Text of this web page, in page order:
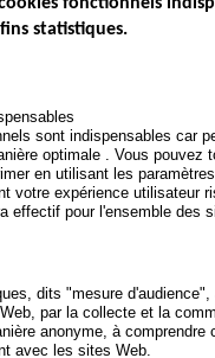
ROUTIÈRE
PERSONNELLES
ROUTIÈRE
statistiques.
sont indispensables car
optimale . Vous pouvez
en utilisant les
votre expérience utilisateur
effectif pour l'ensemble des
dits "mesure d'audience",
par la collecte et la
anonyme, à comprendre
avec les sites Web.